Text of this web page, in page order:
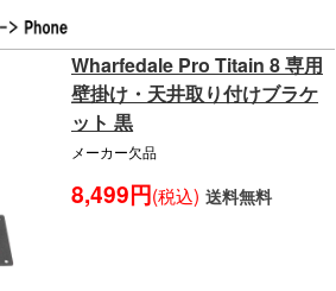
Wharfedale Pro Titain 8 専用
壁掛け・天井取り付けブラケ
ット 黒
メーカー欠品
8,499円(税込) 送料無料